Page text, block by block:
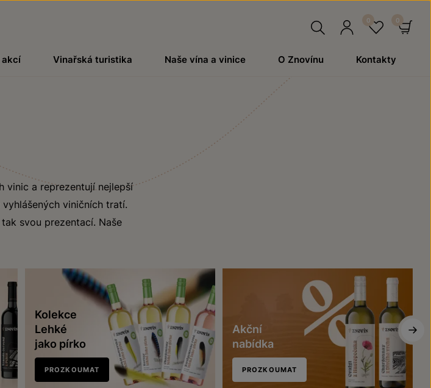
akcí Vinařská turistika Naše vína a vinice O Znovínu Kontakty
vinic a reprezentují nejlepší
viničních tratí.
svou prezentací. Naše
Kolekce
Lehké
jako pírko
PROZKOUMAT
Akční
nabídka
PROZKOUMAT